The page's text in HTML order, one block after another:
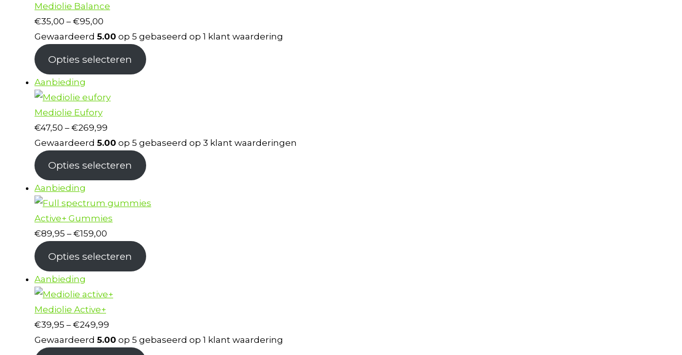
de
uitverkoop
Mediolie Balance
€35,00 – €95,00
€35,00
Gewaardeerd 5.00 op 5 gebaseerd op 1 klant waardering
Opties selecteren
Aanbieding
in
de
uitverkoop
Mediolie Eufory
€47,50 – €269,99
€47,50
€269,99
Gewaardeerd 5.00 op 5 gebaseerd op 3 klant waarderingen
Opties selecteren
Aanbieding
in
de
uitverkoop
Active+ Gummies
€89,95 – €159,00
Opties selecteren
Aanbieding
in
de
uitverkoop
Mediolie Active+
€39,95 – €249,99
€39,95
Gewaardeerd 5.00 op 5 gebaseerd op 1 klant waardering